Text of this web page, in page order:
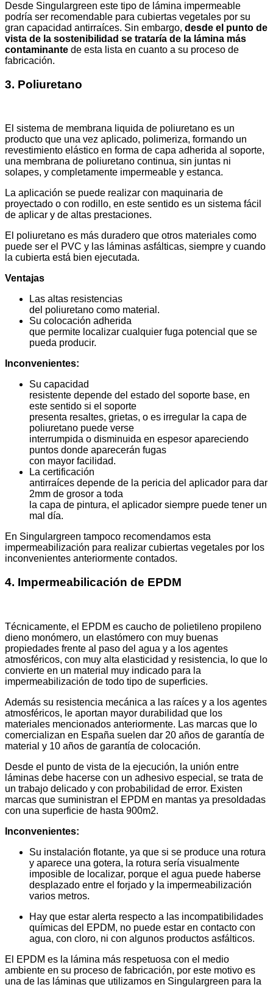
Desde Singulargreen este tipo de lámina impermeable
podría ser recomendable para cubiertas vegetales por su
gran capacidad antirraíces. Sin embargo, desde el punto de
vista de la sostenibilidad se trataría de la lámina más
contaminante de esta lista en cuanto a su proceso de
fabricación.
3. Poliuretano
El sistema de membrana liquida de poliuretano es un
producto que una vez aplicado, polimeriza, formando un
revestimiento elástico en forma de capa adherida al soporte,
una membrana de poliuretano continua, sin juntas ni
solapes, y completamente impermeable y estanca.
La aplicación se puede realizar con maquinaria de
proyectado o con rodillo, en este sentido es un sistema fácil
de aplicar y de altas prestaciones.
El poliuretano es más duradero que otros materiales como
puede ser el PVC y las láminas asfálticas, siempre y cuando
la cubierta está bien ejecutada.
Ventajas
Las altas resistencias
del poliuretano como material.
Su colocación adherida
que permite localizar cualquier fuga potencial que se
pueda producir.
Inconvenientes:
Su capacidad
resistente depende del estado del soporte base, en
este sentido si el soporte
presenta resaltes, grietas, o es irregular la capa de
poliuretano puede verse
interrumpida o disminuida en espesor apareciendo
puntos donde aparecerán fugas
con mayor facilidad.
La certificación
antirraíces depende de la pericia del aplicador para dar
2mm de grosor a toda
la capa de pintura, el aplicador siempre puede tener un
mal día.
En Singulargreen tampoco recomendamos esta
impermeabilización para realizar cubiertas vegetales por los
inconvenientes anteriormente contados.
4. Impermeabilicación de EPDM
Técnicamente, el EPDM es caucho de polietileno propileno
dieno monómero, un elastómero con muy buenas
propiedades frente al paso del agua y a los agentes
atmosféricos, con muy alta elasticidad y resistencia, lo que lo
convierte en un material muy indicado para la
impermeabilización de todo tipo de superficies.
Además su resistencia mecánica a las raíces y a los agentes
atmosféricos, le aportan mayor durabilidad que los
materiales mencionados anteriormente. Las marcas que lo
comercializan en España suelen dar 20 años de garantía de
material y 10 años de garantía de colocación.
Desde el punto de vista de la ejecución, la unión entre
láminas debe hacerse con un adhesivo especial, se trata de
un trabajo delicado y con probabilidad de error. Existen
marcas que suministran el EPDM en mantas ya presoldadas
con una superficie de hasta 900m2.
Inconvenientes:
Su instalación flotante, ya que si se produce una rotura
y aparece una gotera, la rotura sería visualmente
imposible de localizar, porque el agua puede haberse
desplazado entre el forjado y la impermeabilización
varios metros.
Hay que estar alerta respecto a las incompatibilidades
químicas del EPDM, no puede estar en contacto con
agua, con cloro, ni con algunos productos asfálticos.
El EPDM es la lámina más respetuosa con el medio
ambiente en su proceso de fabricación, por este motivo es
una de las láminas que utilizamos en Singulargreen para la